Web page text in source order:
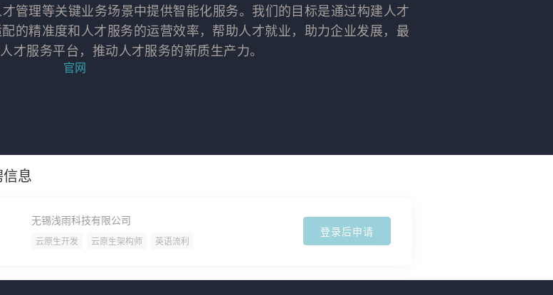
管理等关键业务场景中提供智能化服务。我们的目标是通过构建人才
的精准度和人才服务的运营效率，帮助人才就业，助力企业发展，最
才服务平台，推动人才服务的新质生产力。
官网
息
无锡浅雨科技有限公司
云原生开发 云原生架构师 英语流利
登录后申请